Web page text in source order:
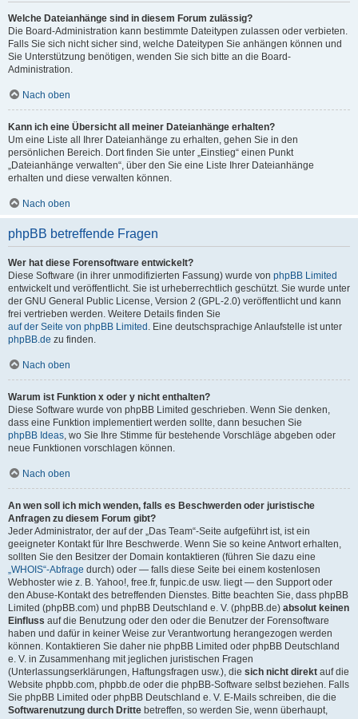
Welche Dateianhänge sind in diesem Forum zulässig?
Die Board-Administration kann bestimmte Dateitypen zulassen oder verbieten.
Falls Sie sich nicht sicher sind, welche Dateitypen Sie anhängen können und
Sie Unterstützung benötigen, wenden Sie sich bitte an die Board-
Administration.
Nach oben
Kann ich eine Übersicht all meiner Dateianhänge erhalten?
Um eine Liste all Ihrer Dateianhänge zu erhalten, gehen Sie in den
persönlichen Bereich. Dort finden Sie unter „Einstieg“ einen Punkt
„Dateianhänge verwalten“, über den Sie eine Liste Ihrer Dateianhänge
erhalten und diese verwalten können.
Nach oben
phpBB betreffende Fragen
Wer hat diese Forensoftware entwickelt?
Diese Software (in ihrer unmodifizierten Fassung) wurde von phpBB Limited
entwickelt und veröffentlicht. Sie ist urheberrechtlich geschützt. Sie wurde unter
der GNU General Public License, Version 2 (GPL-2.0) veröffentlicht und kann
frei vertrieben werden. Weitere Details finden Sie
auf der Seite von phpBB Limited . Eine deutschsprachige Anlaufstelle ist unter
phpBB.de zu finden.
Nach oben
Warum ist Funktion x oder y nicht enthalten?
Diese Software wurde von phpBB Limited geschrieben. Wenn Sie denken,
dass eine Funktion implementiert werden sollte, dann besuchen Sie
phpBB Ideas, wo Sie Ihre Stimme für bestehende Vorschläge abgeben oder
neue Funktionen vorschlagen können.
Nach oben
An wen soll ich mich wenden, falls es Beschwerden oder juristische
Anfragen zu diesem Forum gibt?
Jeder Administrator, der auf der „Das Team“-Seite aufgeführt ist, ist ein
geeigneter Kontakt für Ihre Beschwerde. Wenn Sie so keine Antwort erhalten,
sollten Sie den Besitzer der Domain kontaktieren (führen Sie dazu eine
„WHOIS“-Abfrage durch) oder — falls diese Seite bei einem kostenlosen
Webhoster wie z. B. Yahoo!, free.fr, funpic.de usw. liegt — den Support oder
den Abuse-Kontakt des betreffenden Dienstes. Bitte beachten Sie, dass phpBB
Limited (phpBB.com) und phpBB Deutschland e. V. (phpBB.de) absolut keinen
Einfluss auf die Benutzung oder den oder die Benutzer der Forensoftware
haben und dafür in keiner Weise zur Verantwortung herangezogen werden
können. Kontaktieren Sie daher nie phpBB Limited oder phpBB Deutschland
e. V. in Zusammenhang mit jeglichen juristischen Fragen
(Unterlassungserklärungen, Haftungsfragen usw.), die sich nicht direkt auf die
Website phpbb.com, phpbb.de oder die phpBB-Software selbst beziehen. Falls
Sie phpBB Limited oder phpBB Deutschland e. V. E-Mails schreiben, die die
Softwarenutzung durch Dritte betreffen, so werden Sie, wenn überhaupt,